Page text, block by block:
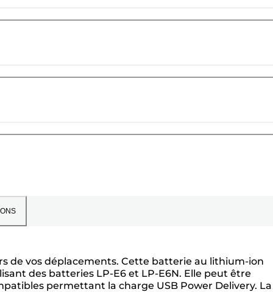
de vos déplacements. Cette batterie au lithium-ion
des batteries LP-E6 et LP-E6N. Elle peut être
permettant la charge USB Power Delivery. La